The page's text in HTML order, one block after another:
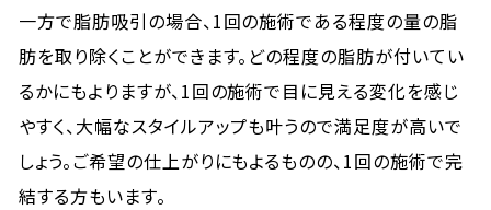
一方で脂肪吸引の場合、1回の施術である程度の量の脂
肪を取り除くことができます。どの程度の脂肪が付いてい
るかにもよりますが、1回の施術で目に見える変化を感じ
やすく、大幅なスタイルアップも叶うので満足度が高いで
しょう。ご希望の仕上がりにもよるものの、1回の施術で完
結する方もいます。